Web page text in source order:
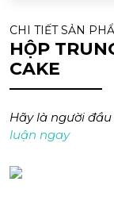
CHI TIẾT SẢN
HỘP
CAKE
Hãy là người
luận ngay